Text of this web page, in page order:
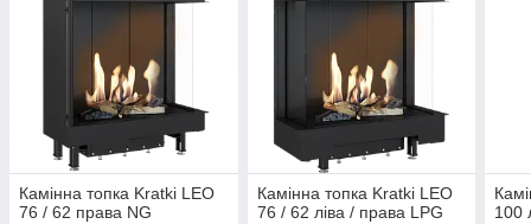
Камінна топка Kratki LEO
76 / 62 права NG
Камінна топка Kratki LEO
76 / 62 ліва / права LPG
100